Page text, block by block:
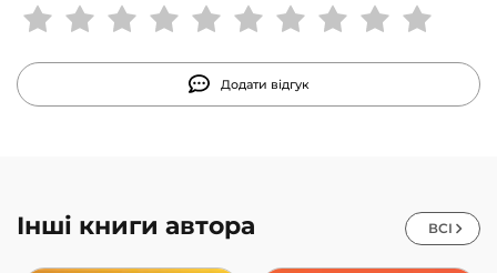
Додати відгук
Інші книги автора ВСІ